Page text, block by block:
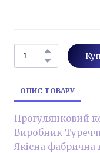
ОПИС ТОВАРУ
Прогулянковий
Виробник
Якісна фабрична